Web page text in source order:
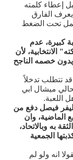
إعطاء كلمته
الفارق
تحت الضغط
كبيرة، عدم
الانتخابية، لأن
خصمه الناجح
تتطلب تدخلاً
ميشال ابي
اللعبة.
فيصل دفع من
الماضية، وان
به وبالاتحاد،
الجمعية
انه ولو لم